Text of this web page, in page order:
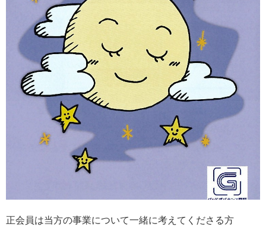
正会員は当方の事業について一緒に考えてくださる方